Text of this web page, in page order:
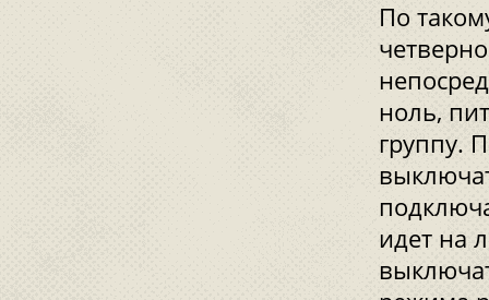
По
ноль,
группу.
идет на